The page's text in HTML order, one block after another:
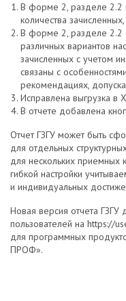
В форме 2, разделе 2.2
количества
В форме 2, разделе 2.2
различных вариантов
зачисленных с учетом
связаны с
рекомендациях,
Исправлена выгрузка в
В отчете добавлена
Отчет ГЗГУ может быть
для отдельных
для нескольких приемных
гибкой настройки
и индивидуальных
Новая версия отчета ГЗГУ
пользователей на https://
для программных
ПРОФ».